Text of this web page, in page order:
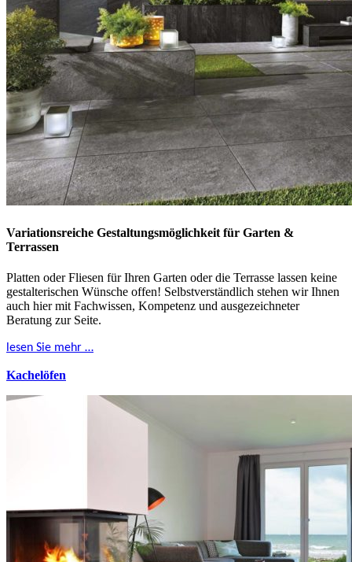
Variationsreiche Gestaltungsmöglichkeit für Garten &
Terrassen
Platten oder Fliesen für Ihren Garten oder die Terrasse lassen keine
gestalterischen Wünsche offen! Selbstverständlich stehen wir Ihnen
auch hier mit Fachwissen, Kompetenz und ausgezeichneter
Beratung zur Seite.
lesen Sie mehr …
Kachelöfen